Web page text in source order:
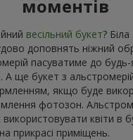
моментів
весільний букет?
доповнять ніжний
пасуватиме до будь-
А ще букет з
якщо буде
фотозон.
квіти в
прикрасі приміщень.